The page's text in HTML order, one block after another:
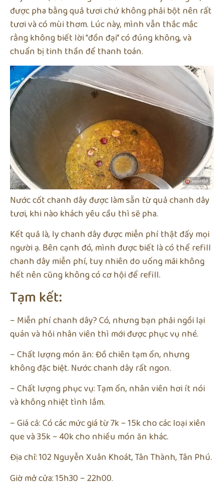
được pha bằng quả tươi chứ không phải bột nên rất
tươi và có mùi thơm. Lúc này, mình vẫn thắc mắc
rằng không biết lời “đồn đại” có đúng không, và
chuẩn bị tinh thần để thanh toán.
Nước cốt chanh dây được làm sẵn từ quả chanh dây
tươi, khi nào khách yêu cầu thì sẽ pha.
Kết quả là, ly chanh dây được miễn phí thật đấy mọi
người ạ. Bên cạnh đó, mình được biết là có thể refill
chanh dây miễn phí, tuy nhiên do uống mãi không
hết nên cũng không có cơ hội để refill.
Tạm kết:
– Miễn phí chanh dây? Có, nhưng bạn phải ngồi lại
quán và hỏi nhân viên thì mới được phục vụ nhé.
– Chất lượng món ăn: Đồ chiên tạm ổn, nhưng
không đặc biệt. Nước chanh dây rất ngon.
– Chất lượng phục vụ: Tạm ổn, nhân viên hơi ít nói
và không nhiệt tình lắm.
– Giá cả: Có các mức giá từ 7k – 15k cho các loại xiên
que và 35k – 40k cho nhiều món ăn khác.
Địa chỉ: 102 Nguyễn Xuân Khoát, Tân Thành, Tân Phú.
Giờ mở cửa: 15h30 – 22h00.